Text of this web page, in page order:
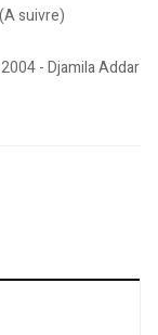
suivre)
- Djamila Addar
s’évade”
EN AMERIQUE DU